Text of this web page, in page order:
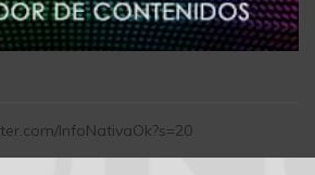
InfoNativaOk?s=20